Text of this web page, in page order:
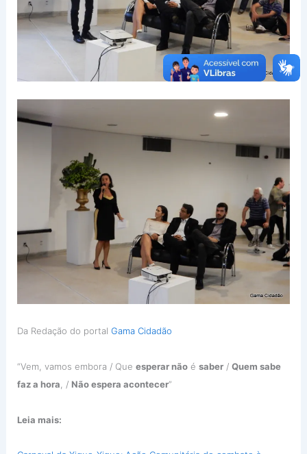
Da Redação do portal Gama Cidadão
“Vem, vamos embora / Que esperar nãoé saber/ Quem sabe
faz a hora , / Não espera acontecer”
Leia mais: